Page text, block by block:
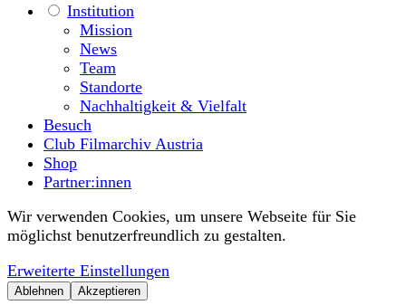
Institution
Mission
News
Team
Standorte
Nachhaltigkeit & Vielfalt
Besuch
Club Filmarchiv Austria
Shop
Partner:innen
Wir verwenden Cookies, um unsere Webseite für Sie
möglichst benutzerfreundlich zu gestalten.
Erweiterte Einstellungen
Ablehnen Akzeptieren